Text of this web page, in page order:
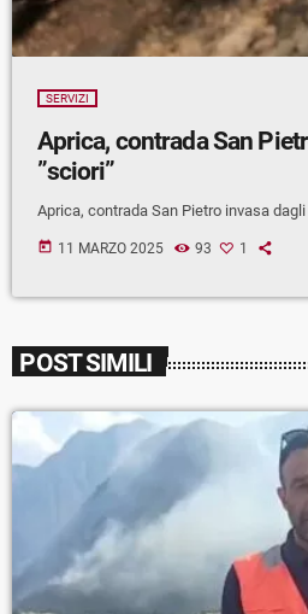
SERVIZI
Aprica, contrada San
”sciori”
Aprica, contrada San Pietro invasa dagli
today 11 MARZO 2025 93 1
POST SIMILI